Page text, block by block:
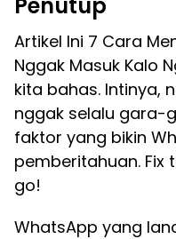
Artikel Ini 7 Cara
Nggak Masuk Kalo
kita bahas. Intinya,
nggak selalu gara-
faktor yang bikin
pemberitahuan. Fix
go!
WhatsApp yang